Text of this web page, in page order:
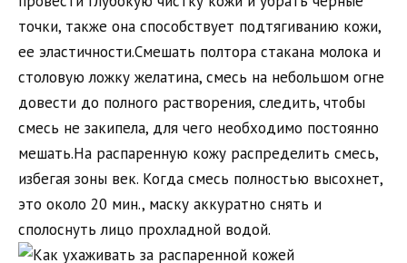
точки, также она способствует подтягиванию кожи,
ее эластичности.Смешать полтора стакана молока и
столовую ложку желатина, смесь на небольшом огне
довести до полного растворения, следить, чтобы
смесь не закипела, для чего необходимо постоянно
мешать.На распаренную кожу распределить смесь,
избегая зоны век. Когда смесь полностью высохнет,
это около 20 мин., маску аккуратно снять и
сполоснуть лицо прохладной водой.